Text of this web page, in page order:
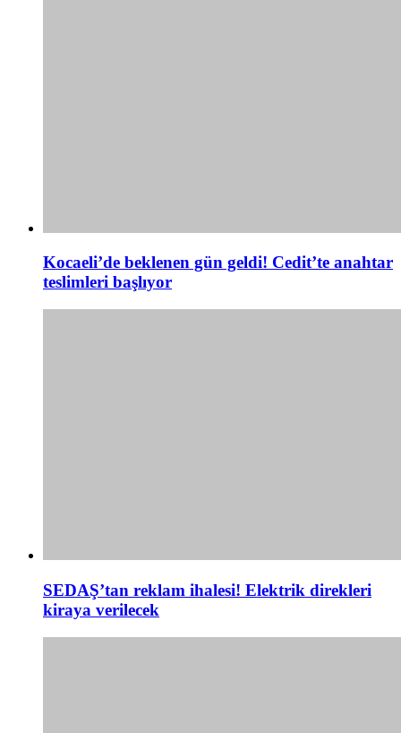
Kocaeli’de beklenen gün geldi! Cedit’te anahtar
teslimleri başlıyor
SEDAŞ’tan reklam ihalesi! Elektrik direkleri
kiraya verilecek